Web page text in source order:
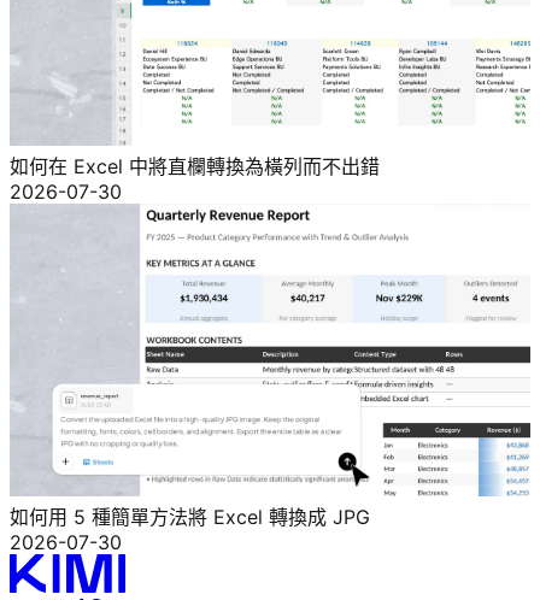
如何在 Excel 中將直欄轉換為橫列而不出錯
2026-07-30
如何用 5 種簡單方法將 Excel 轉換成 JPG
2026-07-30